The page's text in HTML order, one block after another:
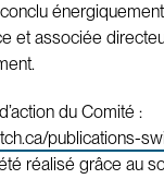
et associée
du Comité :
publications-
réalisé grâce au